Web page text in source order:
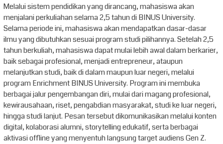
Melalui sistem pendidikan yang dirancang, mahasiswa akan
menjalani perkuliahan selama 2,5 tahun di BINUS University.
Selama periode ini, mahasiswa akan mendapatkan dasar-dasar
ilmu yang dibutuhkan sesuai program studi pilihannya. Setelah 2,5
tahun berkuliah, mahasiswa dapat mulai lebih awal dalam berkarier,
baik sebagai profesional, menjadi entrepreneur, ataupun
melanjutkan studi, baik di dalam maupun luar negeri, melalui
program Enrichment BINUS University. Program ini membuka
berbagai jalur pengembangan diri, mulai dari magang profesional,
kewirausahaan, riset, pengabdian masyarakat, studi ke luar negeri,
hingga studi lanjut. Pesan tersebut dikomunikasikan melalui konten
digital, kolaborasi alumni, storytelling edukatif, serta berbagai
aktivasi offline yang menyentuh langsung target audiens Gen Z.